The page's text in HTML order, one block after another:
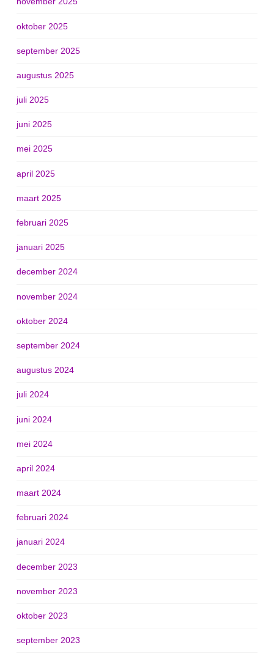
oktober 2025
september 2025
augustus 2025
juli 2025
juni 2025
mei 2025
april 2025
maart 2025
februari 2025
januari 2025
december 2024
november 2024
oktober 2024
september 2024
augustus 2024
juli 2024
juni 2024
mei 2024
april 2024
maart 2024
februari 2024
januari 2024
december 2023
november 2023
oktober 2023
september 2023